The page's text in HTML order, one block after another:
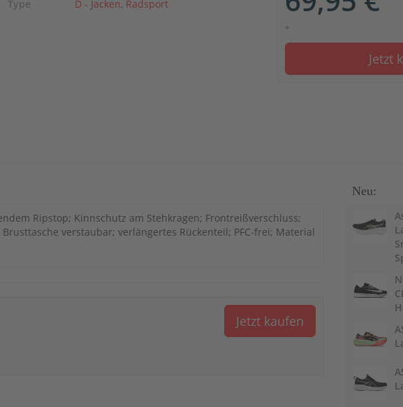
*
Jetzt
Type
D - Jacken, Radsport
Ripstop; Kinnschutz am Stehkragen; Frontreißverschluss;
verstaubar; verlängertes Rückenteil; PFC-frei; Material
Jetzt kaufen
Neu: